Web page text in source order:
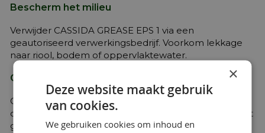
Bescherm het milieu
Verwijder CASSIDA GREASE EPS 1 via een
geautoriseerd verwerkingsbedrijf. Voorkom lekkage
naar riool, bodem of oppervlaktewater.
Gezondheid & Veiligheid
Op basis van de beschikbare informatie is het
onwaarschijnlijk dat CASSIDA GREASE EPS 1 bij correct
gebruik in de aanbevolen toepassing en goede
×
Deze website maakt gebruik
van cookies.
We gebruiken cookies om inhoud en